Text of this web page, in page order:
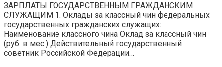
ЗАРПЛАТЫ ГОСУДАРСТВЕННЫМ ГРАЖДАНСКИМ
СЛУЖАЩИМ 1. Оклады за классный чин федеральных
государственных гражданских служащих:
Наименование классного чина Оклад за классный чин
(руб. в мес.) Действительный государственный
советник Российской Федерации…